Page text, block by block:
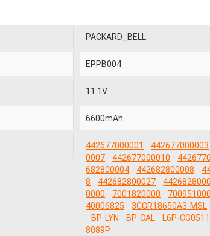
PACKARD_BELL
EPPB004
11.1V
6600mAh
442677000001 442677000003
0007
442677000010
682800004
442682800008
8
442682800027
0000
7001820000
40006825
3CGR18650A3-MSL
BP-LYN
BP-CAL L6P-CG0511
8089P